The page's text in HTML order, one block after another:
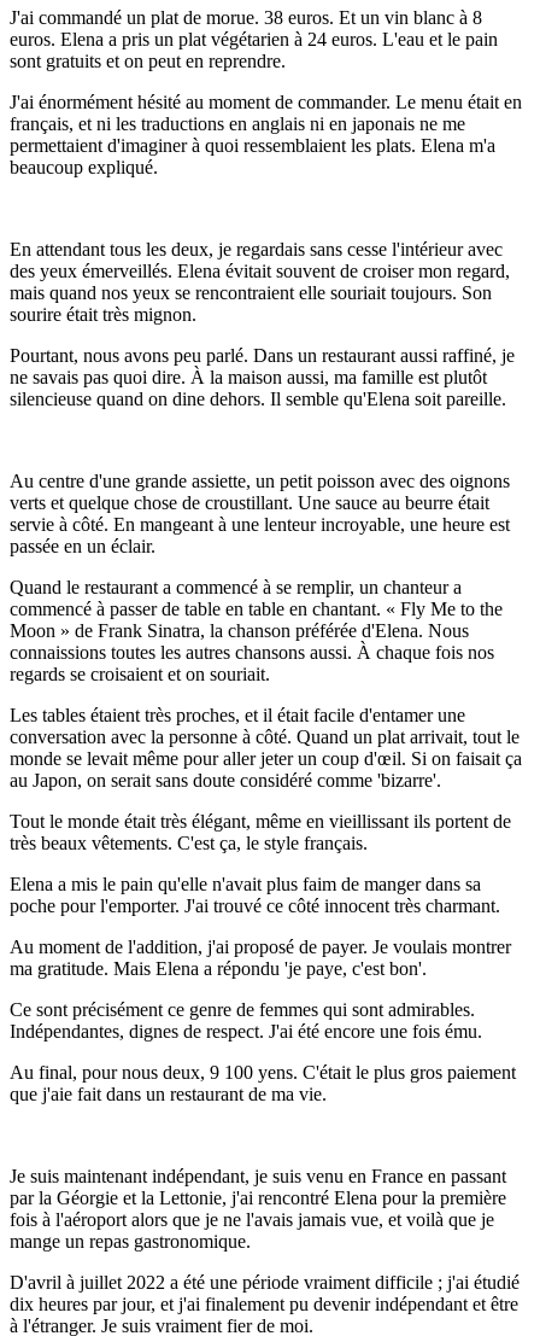
J'ai commandé un plat de morue. 38 euros. Et un vin blanc à 8
euros. Elena a pris un plat végétarien à 24 euros. L'eau et le pain
sont gratuits et on peut en reprendre.
J'ai énormément hésité au moment de commander. Le menu était en
français, et ni les traductions en anglais ni en japonais ne me
permettaient d'imaginer à quoi ressemblaient les plats. Elena m'a
beaucoup expliqué.
En attendant tous les deux, je regardais sans cesse l'intérieur avec
des yeux émerveillés. Elena évitait souvent de croiser mon regard,
mais quand nos yeux se rencontraient elle souriait toujours. Son
sourire était très mignon.
Pourtant, nous avons peu parlé. Dans un restaurant aussi raffiné, je
ne savais pas quoi dire. À la maison aussi, ma famille est plutôt
silencieuse quand on dine dehors. Il semble qu'Elena soit pareille.
Au centre d'une grande assiette, un petit poisson avec des oignons
verts et quelque chose de croustillant. Une sauce au beurre était
servie à côté. En mangeant à une lenteur incroyable, une heure est
passée en un éclair.
Quand le restaurant a commencé à se remplir, un chanteur a
commencé à passer de table en table en chantant. « Fly Me to the
Moon » de Frank Sinatra, la chanson préférée d'Elena. Nous
connaissions toutes les autres chansons aussi. À chaque fois nos
regards se croisaient et on souriait.
Les tables étaient très proches, et il était facile d'entamer une
conversation avec la personne à côté. Quand un plat arrivait, tout le
monde se levait même pour aller jeter un coup d'œil. Si on faisait ça
au Japon, on serait sans doute considéré comme 'bizarre'.
Tout le monde était très élégant, même en vieillissant ils portent de
très beaux vêtements. C'est ça, le style français.
Elena a mis le pain qu'elle n'avait plus faim de manger dans sa
poche pour l'emporter. J'ai trouvé ce côté innocent très charmant.
Au moment de l'addition, j'ai proposé de payer. Je voulais montrer
ma gratitude. Mais Elena a répondu 'je paye, c'est bon'.
Ce sont précisément ce genre de femmes qui sont admirables.
Indépendantes, dignes de respect. J'ai été encore une fois ému.
Au final, pour nous deux, 9 100 yens. C'était le plus gros paiement
que j'aie fait dans un restaurant de ma vie.
Je suis maintenant indépendant, je suis venu en France en passant
par la Géorgie et la Lettonie, j'ai rencontré Elena pour la première
fois à l'aéroport alors que je ne l'avais jamais vue, et voilà que je
mange un repas gastronomique.
D'avril à juillet 2022 a été une période vraiment difficile ; j'ai étudié
dix heures par jour, et j'ai finalement pu devenir indépendant et être
à l'étranger. Je suis vraiment fier de moi.